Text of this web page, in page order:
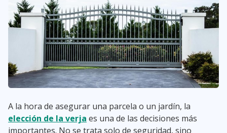
A la hora de asegurar una parcela o un jardín, la
elección de la verja es una de las decisiones más
importantes. No se trata solo de seguridad, sino